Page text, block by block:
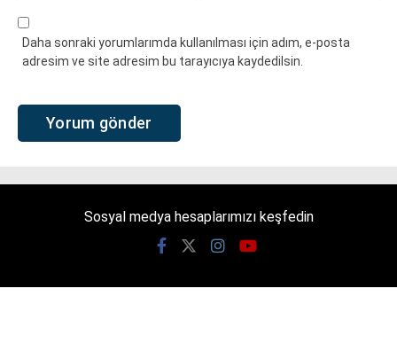
Daha sonraki yorumlarımda kullanılması için adım, e-posta
adresim ve site adresim bu tarayıcıya kaydedilsin.
Sosyal medya hesaplarımızı keşfedin